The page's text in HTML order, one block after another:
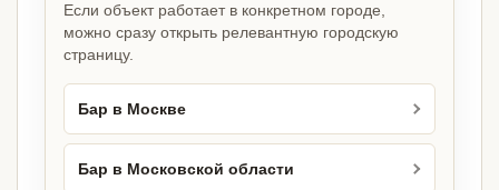
Если объект работает в конкретном городе,
можно сразу открыть релевантную городскую
страницу.
Бар в Москве
Бар в Московской области